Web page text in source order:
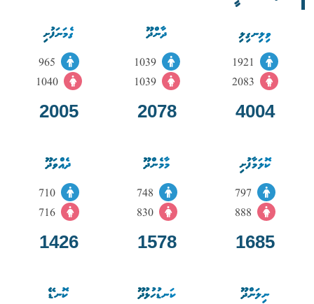
ވިލިނގިލި
1921
2083
4004
ދާންދޫ
1039
1039
2078
ގެމަނަފުށި
1040
2005
ކޮލަމާފުށި
797
888
1685
މާމެންދޫ
748
830
1578
ދެއްވަދޫ
710
716
1426
ނިލަންދޫ ކަނޑުހުޅުދޫ ކޮނޑޭ